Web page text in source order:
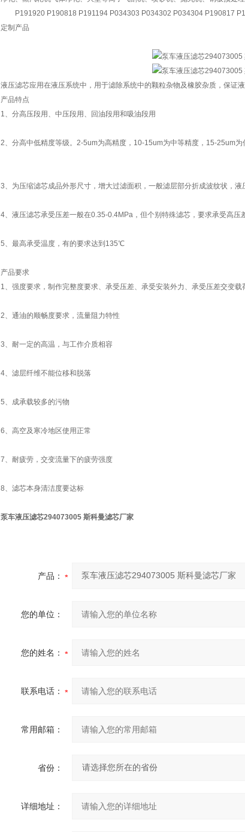
P191920 P190818 P191194 P034303 P034302 P034304 P190817
定制产品
液压滤芯应用在液压系统中，用于滤除系统中的颗粒杂物及橡胶杂质，保证液
产品特点
1、分高压段用、中压段用、回油段用和吸油段用
2、分高中低精度等级。2-5um为高精度，10-15um为中等精度，15-25um为
3、为压缩滤芯成品外形尺寸，增大过滤面积，一般滤层部分折成波纹状，
4、液压滤芯承受压差一般在0.35-0.4MPa，但个别特殊滤芯，要求承受高压
5、最高承受温度，有的要求达到135℃
产品要求
1、强度要求，制作完整度要求、承受压差、承受安装外力、承受压差交变载
2、通油的顺畅度要求，流量阻力特性
3、耐一定的高温，与工作介质相容
4、滤层纤维不能位移和脱落
5、成承载较多的污物
6、高空及寒冷地区使用正常
7、耐疲劳，交变流量下的疲劳强度
8、滤芯本身清洁度要达标
泵车液压滤芯294073005 斯科曼滤芯厂家
产品：
您的单位：
您的姓名：
联系电话：
常用邮箱：
省份：
详细地址：